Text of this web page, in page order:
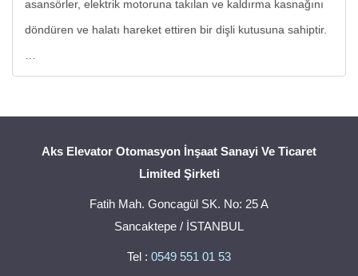
asansörler, elektrik motoruna takılan ve kaldırma kasnağını
döndüren ve halatı hareket ettiren bir dişli kutusuna sahiptir.
Aks Elevator Otomasyon İnşaat Sanayi Ve Ticaret
Limited Şirketi
Fatih Mah. Goncagül SK. No: 25 A
Sancaktepe / İSTANBUL
Tel : 0549 551 01 53